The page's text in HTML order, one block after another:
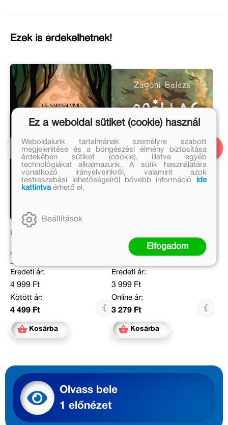
Ezek is érdekelhetnek!
Cs. Sarnyai Vivien
Eredeti ár:
4 999 Ft
Kötött ár:
4 499 Ft
Kosárba
Zágoni Balázs
Eredeti ár:
3 999 Ft
Online ár:
3 279 Ft
Kosárba
Olvass bele
1 előnézet
Ez a weboldal sütiket (cookie) használ
Weboldalunk tartalmának személyre szabott
megjelenítése és a böngészési élmény biztosítása
érdekében sütiket (cookie), illetve egyéb
technológiákat alkalmazunk. A sütik használatára
vonatkozó irányelveinkről, valamint azok
testreszabási lehetőségeiről bővebb információ
ide
kattintvaérhető el.
Beállítások
Elfogadom